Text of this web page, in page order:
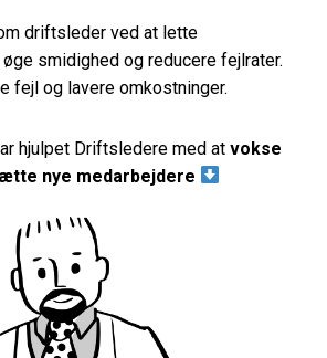
driftsleder ved at lette
smidighed og reducere fejlrater.
fejl og lavere omkostninger.
hjulpet Driftsledere med atvokse
nye medarbejdere